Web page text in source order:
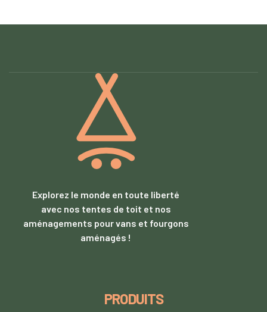
Explorez le monde en toute liberté
avec nos tentes de toit et nos
aménagements pour vans et fourgons
aménagés !
PRODUITS